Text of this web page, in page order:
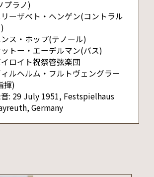
プラノ)
ーザベト・ヘンゲン(コントラル
ス・ホップ(テノール)
トー・エーデルマン(バス)
ロイト祝祭管弦楽団
ルヘルム・フルトヴェングラー
揮)
: 29 July 1951, Festspielhaus
Germany